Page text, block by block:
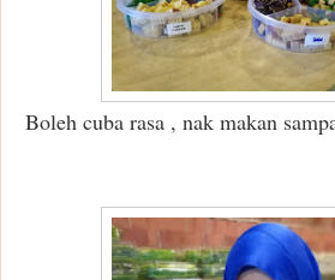
Boleh cuba rasa , nak makan